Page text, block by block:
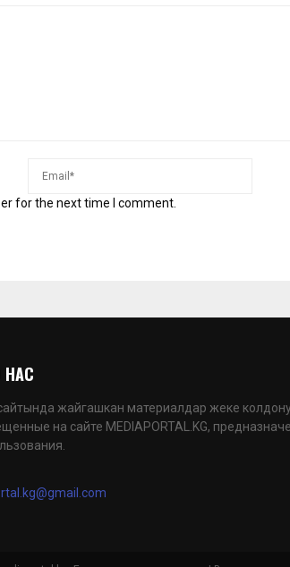
for the next time I comment.
НАС
жайгашкан материалдар жеке колдонуу
на сайте MEDIAPORTAL.KG,